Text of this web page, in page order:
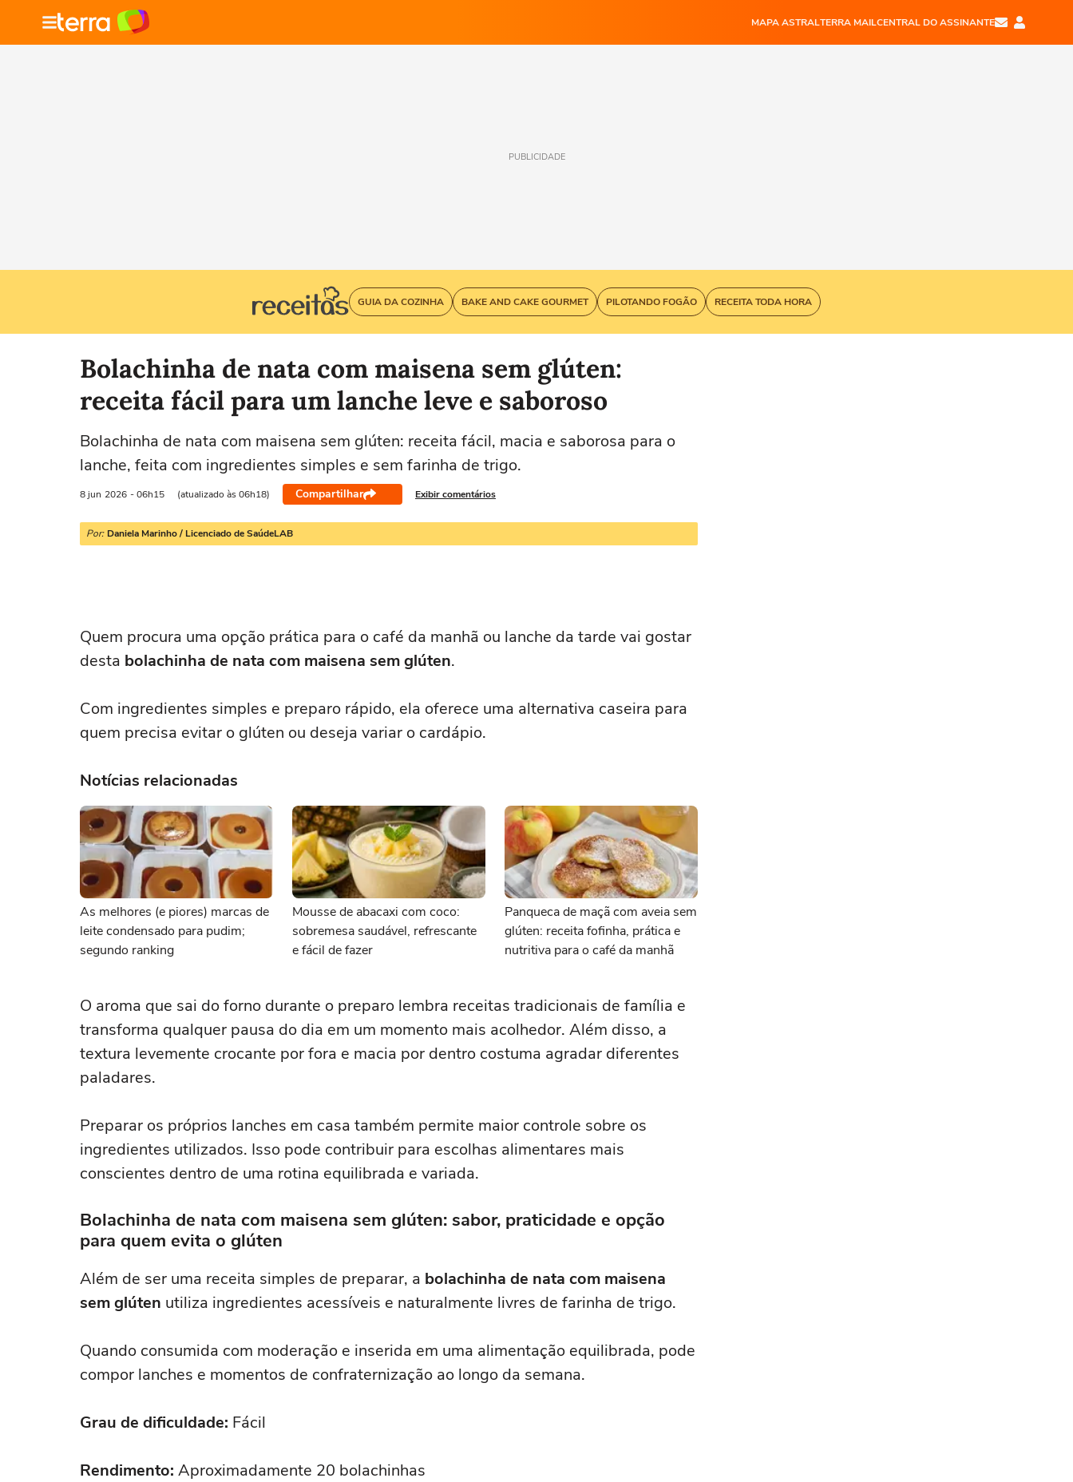
MAPA ASTRALTERRA MAILCENTRAL DO ASSINANTE
PUBLICIDADE
GUIA DA COZINHA BAKE AND CAKE GOURMET PILOTANDO FOGÃO RECEITA TODA HORA
Bolachinha de nata com maisena sem glúten:
receita fácil para um lanche leve e saboroso
Bolachinha de nata com maisena sem glúten: receita fácil, macia e saborosa para o
lanche, feita com ingredientes simples e sem farinha de trigo.
8 jun 2026 - 06h15 (atualizado às 06h18) Compartilhar Exibir comentários
Por: Daniela Marinho / Licenciado de SaúdeLAB
Quem procura uma opção prática para o café da manhã ou lanche da tarde vai gostar
desta bolachinha de nata com maisena sem glúten.
Com ingredientes simples e preparo rápido, ela oferece uma alternativa caseira para
quem precisa evitar o glúten ou deseja variar o cardápio.
Notícias relacionadas
As melhores (e piores) marcas de
leite condensado para pudim;
segundo ranking
Mousse de abacaxi com coco:
sobremesa saudável, refrescante
e fácil de fazer
Panqueca de maçã com aveia sem
glúten: receita fofinha, prática e
nutritiva para o café da manhã
O aroma que sai do forno durante o preparo lembra receitas tradicionais de família e
transforma qualquer pausa do dia em um momento mais acolhedor. Além disso, a
textura levemente crocante por fora e macia por dentro costuma agradar diferentes
paladares.
Preparar os próprios lanches em casa também permite maior controle sobre os
ingredientes utilizados. Isso pode contribuir para escolhas alimentares mais
conscientes dentro de uma rotina equilibrada e variada.
Bolachinha de nata com maisena sem glúten: sabor, praticidade e opção
para quem evita o glúten
Além de ser uma receita simples de preparar, a bolachinha de nata com maisena
sem glúten utiliza ingredientes acessíveis e naturalmente livres de farinha de trigo.
Quando consumida com moderação e inserida em uma alimentação equilibrada, pode
compor lanches e momentos de confraternização ao longo da semana.
Grau de dificuldade: Fácil
Rendimento: Aproximadamente 20 bolachinhas